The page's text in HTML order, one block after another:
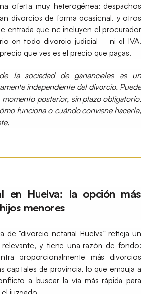
oferta muy heterogénea: despachos
divorcios de forma ocasional, y otros
entrada que no incluyen el procurador
en todo divorcio judicial— ni el IVA.
que ves es el precio que pagas.
la sociedad de gananciales es un
independiente del divorcio. Puede
posterior, sin plazo obligatorio.
funciona o cuándo conviene hacerla,
en Huelva: la opción más
menores
de “divorcio notarial Huelva” refleja un
y tiene una razón de fondo:
proporcionalmente más divorcios
capitales de provincia, lo que empuja a
a buscar la vía más rápida para